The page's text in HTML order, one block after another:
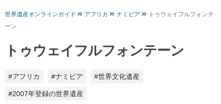
世界遺産オンラインガイド アフリカ ナミビア
トゥウェイフルフォンテ
ーン
トゥウェイフルフォンテーン
#アフリカ #ナミビア #世界文化遺産
#2007年登録の世界遺産